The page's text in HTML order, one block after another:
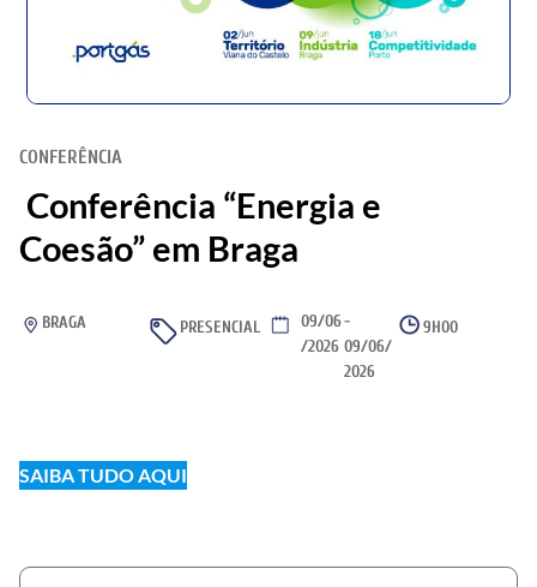
CONFERÊNCIA
Conferência “Energia e
Coesão” em Braga
BRAGA PRESENCIAL
09/06
/2026
-
09/06/
2026
9H00
SAIBA TUDO AQUI